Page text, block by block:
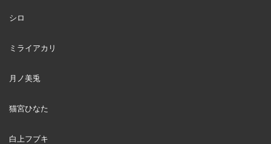
シロ
ミライアカリ
月ノ美兎
猫宮ひなた
白上フブキ
12